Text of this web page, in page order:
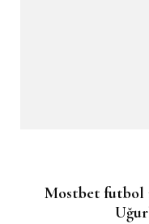
Mostbet futbol